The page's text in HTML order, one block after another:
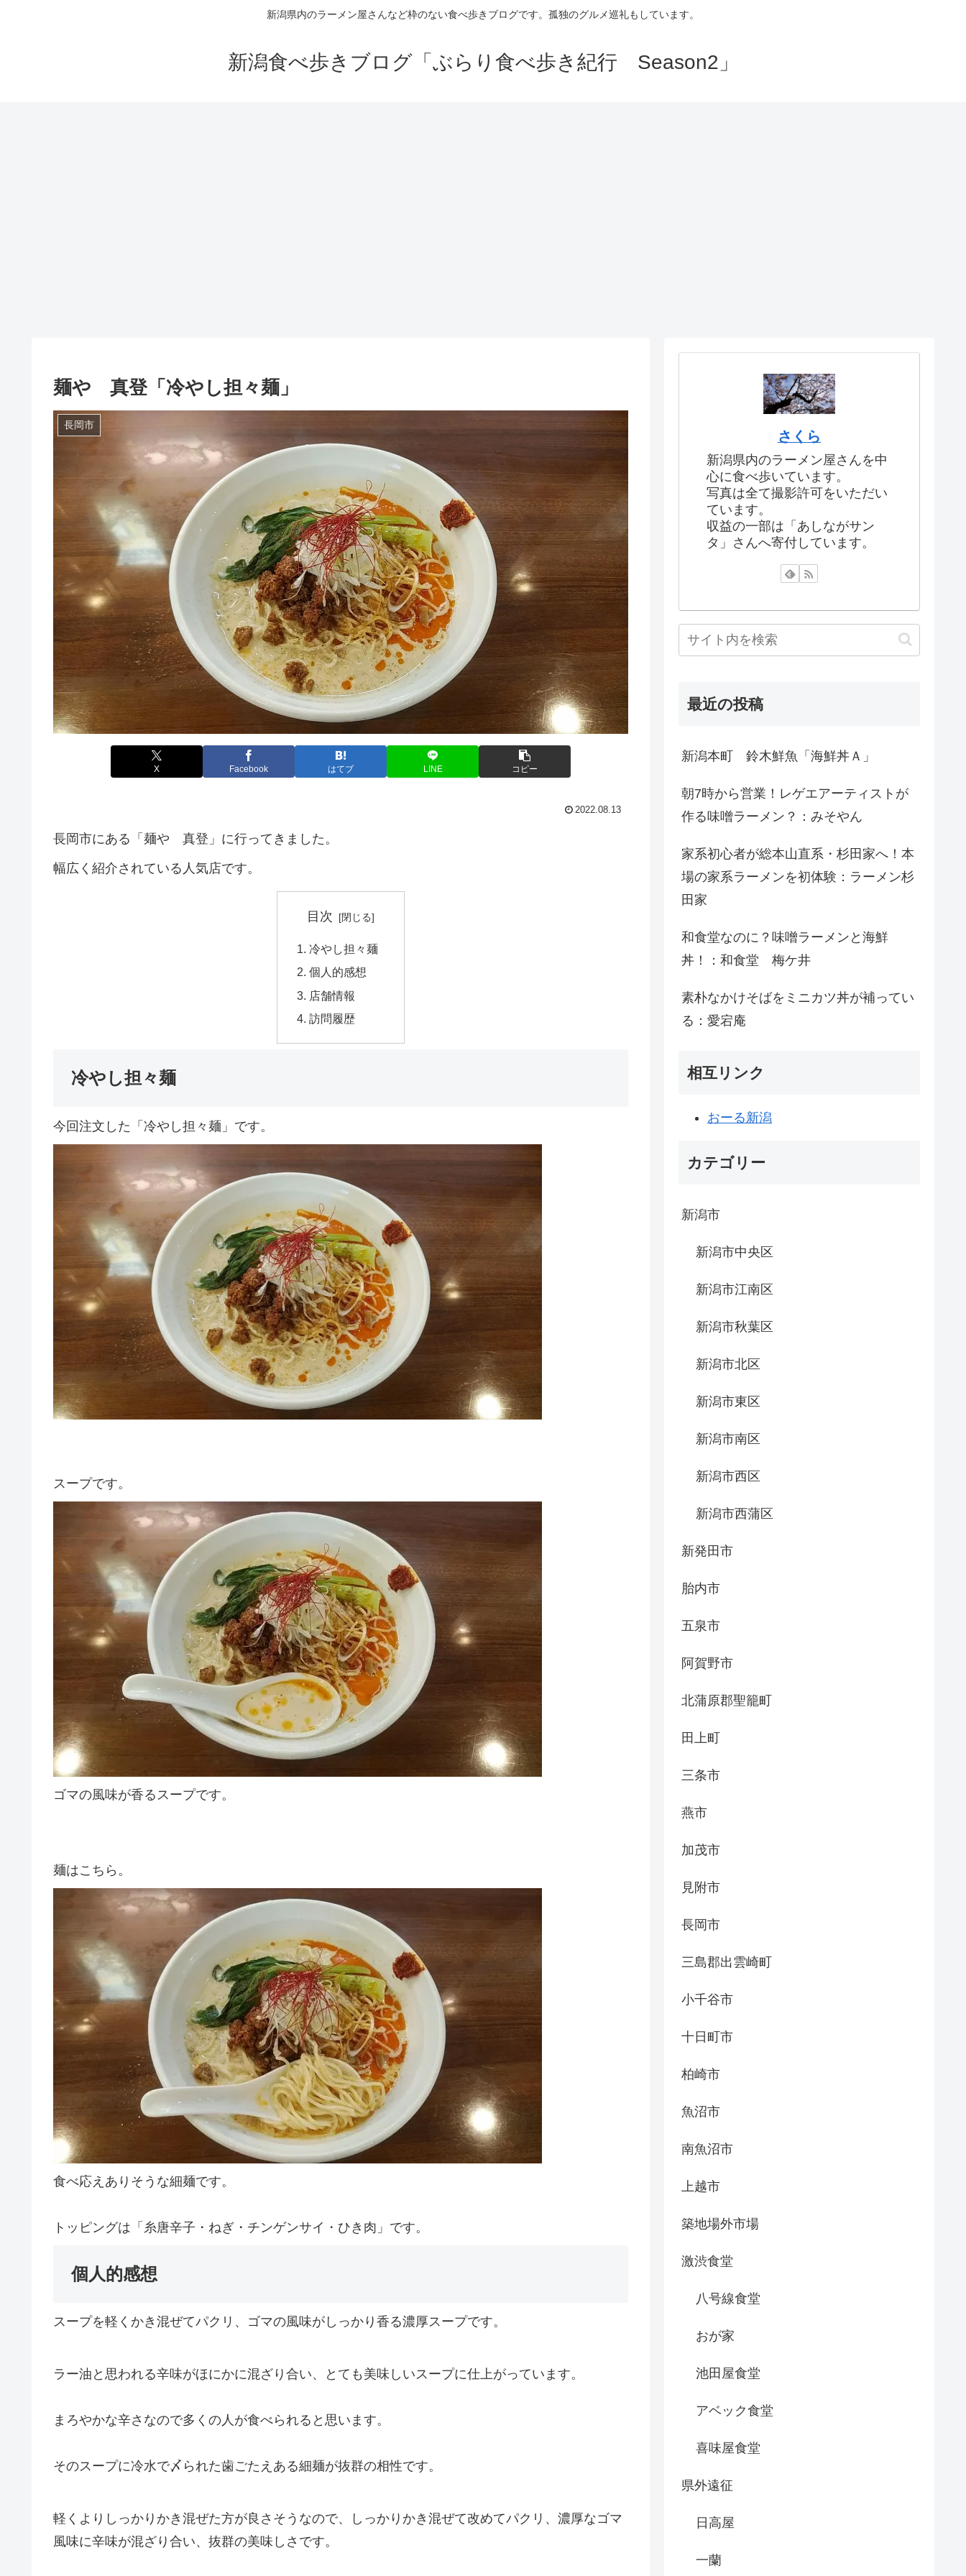
新潟県内のラーメン屋さんなど枠のない食べ歩きブログです。孤独のグルメ巡礼もしています。
新潟食べ歩きブログ「ぶらり食べ歩き紀行 Season2」
麺や 真登「冷やし担々麺」
長岡市
X Facebook はてブ LINE コピー
2022.08.13
長岡市にある「麺や 真登」に行ってきました。
幅広く紹介されている人気店です。
目次
冷やし担々麺
個人的感想
店舗情報
訪問履歴
冷やし担々麺
今回注文した「冷やし担々麺」です。
スープです。
ゴマの風味が香るスープです。
麺はこちら。
食べ応えありそうな細麺です。
トッピングは「糸唐辛子・ねぎ・チンゲンサイ・ひき肉」です。
個人的感想
スープを軽くかき混ぜてパクリ、ゴマの風味がしっかり香る濃厚スープです。
ラー油と思われる辛味がほにかに混ざり合い、とても美味しいスープに仕上がっています。
まろやかな辛さなので多くの人が食べられると思います。
そのスープに冷水で〆られた歯ごたえある細麺が抜群の相性です。
軽くよりしっかりかき混ぜた方が良さそうなので、しっかりかき混ぜて改めてパクリ、濃厚なゴマ
風味に辛味が混ざり合い、抜群の美味しさです。
さくら
新潟県内のラーメン屋さんを中
心に食べ歩いています。
写真は全て撮影許可をいただい
ています。
収益の一部は「あしながサン
タ」さんへ寄付しています。
最近の投稿
新潟本町 鈴木鮮魚「海鮮丼Ａ」
朝7時から営業！レゲエアーティストが
作る味噌ラーメン？：みそやん
家系初心者が総本山直系・杉田家へ！本
場の家系ラーメンを初体験：ラーメン杉
田家
和食堂なのに？味噌ラーメンと海鮮
丼！：和食堂 梅ケ井
素朴なかけそばをミニカツ丼が補ってい
る：愛宕庵
相互リンク
おーる新潟
カテゴリー
新潟市
新潟市中央区
新潟市江南区
新潟市秋葉区
新潟市北区
新潟市東区
新潟市南区
新潟市西区
新潟市西蒲区
新発田市
胎内市
五泉市
阿賀野市
北蒲原郡聖籠町
田上町
三条市
燕市
加茂市
見附市
長岡市
三島郡出雲崎町
小千谷市
十日町市
柏崎市
魚沼市
南魚沼市
上越市
築地場外市場
激渋食堂
八号線食堂
おが家
池田屋食堂
アベック食堂
喜味屋食堂
県外遠征
日高屋
一蘭